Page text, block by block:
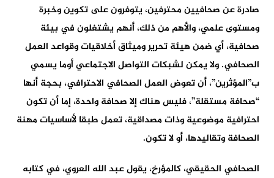
صادرة عن صحافيين محترفين، يتوفرون على تكوين وخبرة
ومستوى علمي، والأهم من ذلك، أنهم يشتغلون في بيئة
صحافية، أي ضمن هيئة تحرير وميثاق أخلاقيات وقواعد العمل
الصحافي. ولا يمكن لشبكات التواصل الاجتماعي أوما يسمي
ب”المؤثرين”، أن تعوض العمل الصحافي الاحترافي، بحجة أنها
“صحافة مستقلة”، فليس هناك إلا صحافة واحدة، إما أن تكون
احترافية موضوعية وذات مصداقية، تعمل طبقا لأساسيات مهنة
الصحافة وتقاليدها، أو لا تكون.
الصحافي الحقيقي، كالمؤرخ، يقول عبد الله العروي، في كتابه